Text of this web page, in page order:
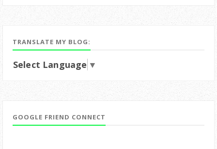
TRANSLATE MY BLOG:
Select Language ▼
GOOGLE FRIEND CONNECT